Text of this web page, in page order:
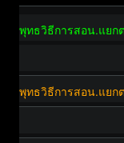
พุทธวิธีการสอน.แยก
w
พุทธวิธีการสอน.แยก